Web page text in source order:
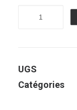
quantité
Coppa
Tranchée
UGS
Catégories